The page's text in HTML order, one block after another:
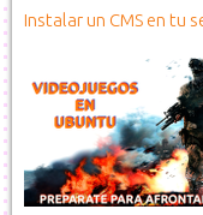
Instalar un CMS en tu